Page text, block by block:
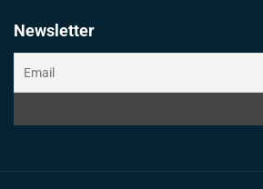
Newsletter